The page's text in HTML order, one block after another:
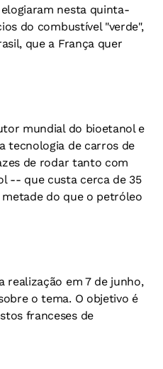
nesta quinta-
do combustível "verde",
que a França quer
mundial do bioetanol e
tecnologia de carros de
de rodar tanto com
-- que custa cerca de 35
do que o petróleo
realização em 7 de junho,
o tema. O objetivo é
franceses de